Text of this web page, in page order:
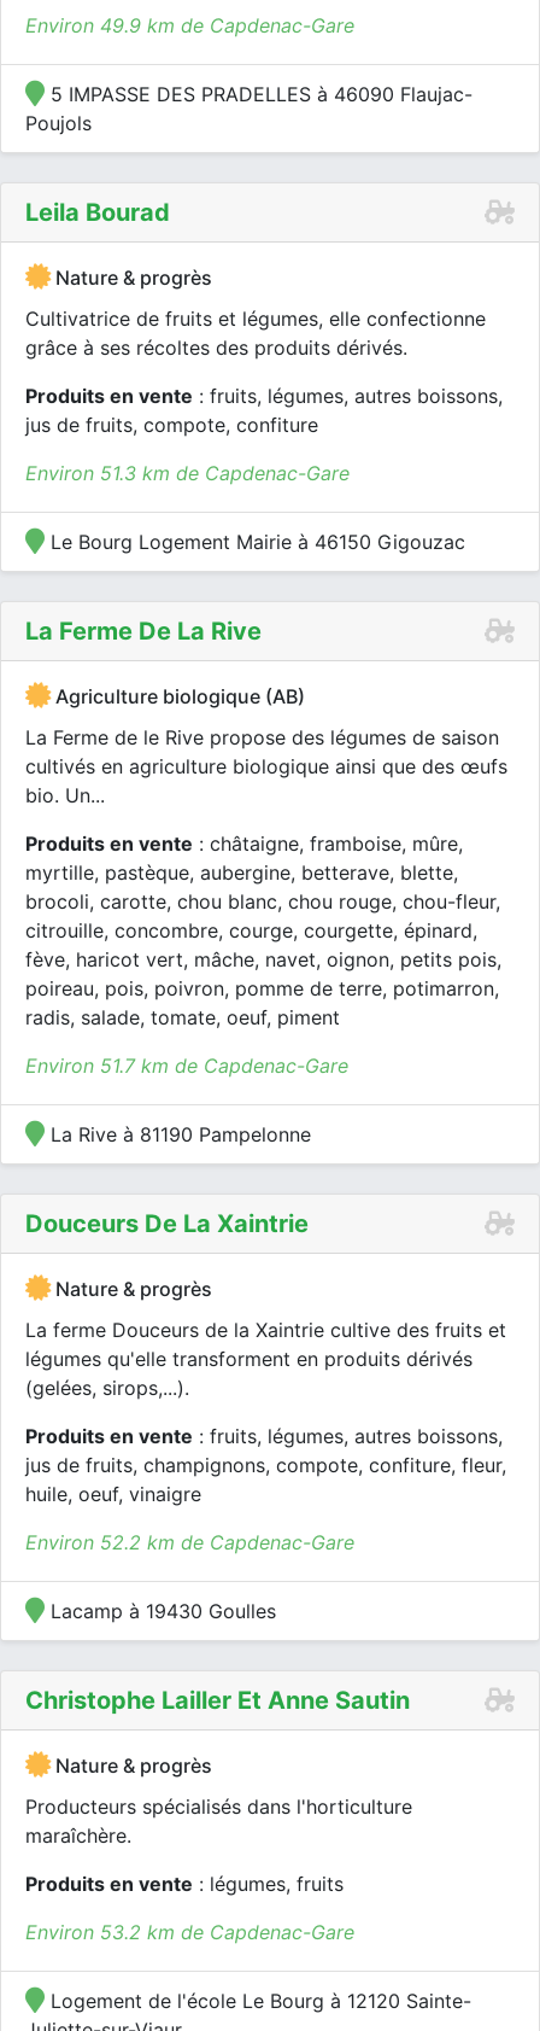
Environ 49.9 km de Capdenac-Gare
5 IMPASSE DES PRADELLES à 46090 Flaujac-
Poujols
Leila Bourad
Nature & progrès
Cultivatrice de fruits et légumes, elle confectionne
grâce à ses récoltes des produits dérivés.
Produits en vente : fruits, légumes, autres boissons,
jus de fruits, compote, confiture
Environ 51.3 km de Capdenac-Gare
Le Bourg Logement Mairie à 46150 Gigouzac
La Ferme De La Rive
Agriculture biologique (AB)
La Ferme de le Rive propose des légumes de saison
cultivés en agriculture biologique ainsi que des œufs
bio. Un...
Produits en vente : châtaigne, framboise, mûre,
myrtille, pastèque, aubergine, betterave, blette,
brocoli, carotte, chou blanc, chou rouge, chou-fleur,
citrouille, concombre, courge, courgette, épinard,
fève, haricot vert, mâche, navet, oignon, petits pois,
poireau, pois, poivron, pomme de terre, potimarron,
radis, salade, tomate, oeuf, piment
Environ 51.7 km de Capdenac-Gare
La Rive à 81190 Pampelonne
Douceurs De La Xaintrie
Nature & progrès
La ferme Douceurs de la Xaintrie cultive des fruits et
légumes qu'elle transforment en produits dérivés
(gelées, sirops,...).
Produits en vente : fruits, légumes, autres boissons,
jus de fruits, champignons, compote, confiture, fleur,
huile, oeuf, vinaigre
Environ 52.2 km de Capdenac-Gare
Lacamp à 19430 Goulles
Christophe Lailler Et Anne Sautin
Nature & progrès
Producteurs spécialisés dans l'horticulture
maraîchère.
Produits en vente : légumes, fruits
Environ 53.2 km de Capdenac-Gare
Logement de l'école Le Bourg à 12120 Sainte-